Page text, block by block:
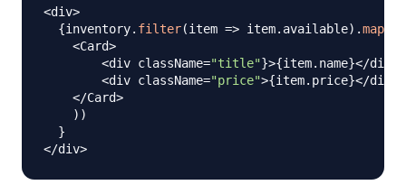
<div>
{inventory. filter(item => item. available) .map
<Card>
<div className="title"}>{item. name}</div
<div className="price">{item. price}</div
</Card>
) )
}
</div>